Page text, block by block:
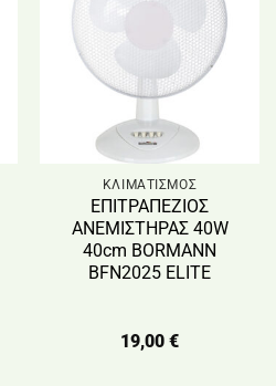
ΚΛΙΜΑΤΙΣΜΟΣ
ΕΠΙΤΡΑΠΕΖΙΟΣ
ΑΝΕΜΙΣΤΗΡΑΣ 40W
40cm BORMANN
BFN2025 ELITE
19,00 €